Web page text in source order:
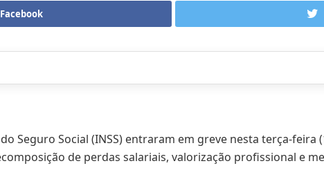
Seguro Social (INSS) entraram em greve nesta terça-
de perdas salariais, valorização profissional e